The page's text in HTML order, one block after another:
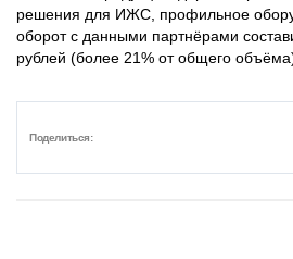
решения для ИЖС, профильное
оборот с данными партнёрами
рублей (более 21% от общего
Поделиться: